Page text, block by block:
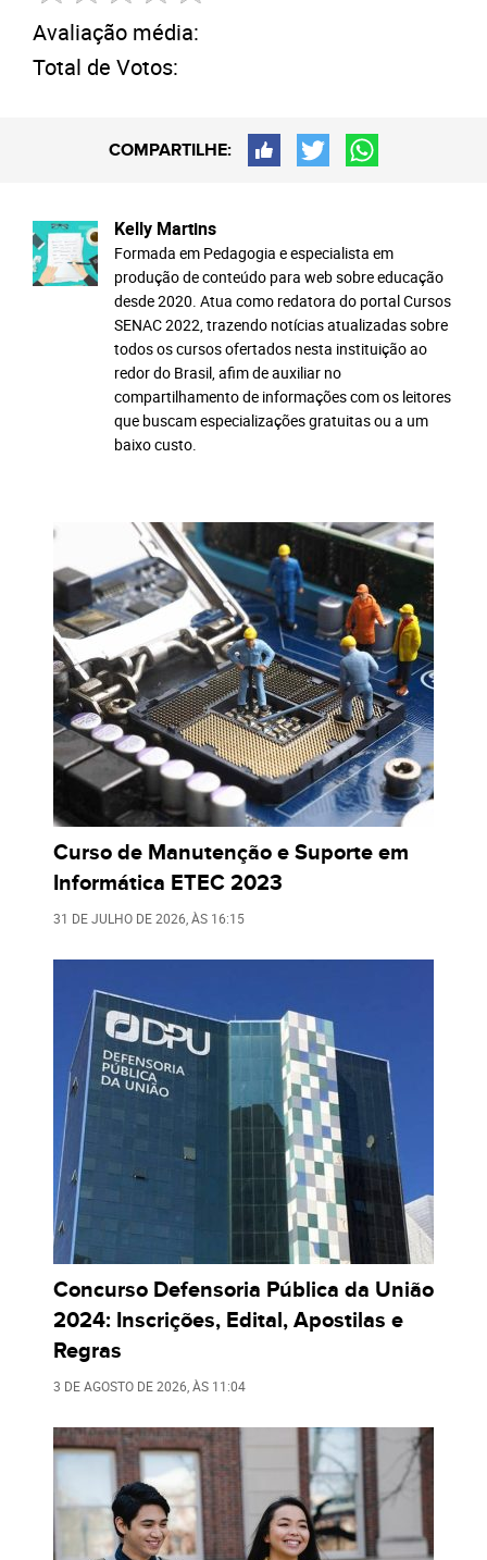
Avaliação média:
Total de Votos:
COMPARTILHE:
Kelly Martins
Formada em Pedagogia e especialista em
produção de conteúdo para web sobre educação
desde 2020. Atua como redatora do portal Cursos
SENAC 2022, trazendo notícias atualizadas sobre
todos os cursos ofertados nesta instituição ao
redor do Brasil, afim de auxiliar no
compartilhamento de informações com os leitores
que buscam especializações gratuitas ou a um
baixo custo.
Curso de Manutenção e Suporte em
Informática ETEC 2023
31 DE JULHO DE 2026 , ÀS 16:15
Concurso Defensoria Pública da União
2024: Inscrições, Edital, Apostilas e
Regras
3 DE AGOSTO DE 2026 , ÀS 11:04